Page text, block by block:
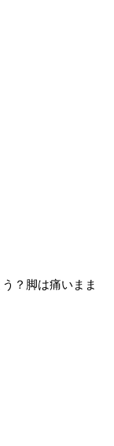
？脚は痛いまま